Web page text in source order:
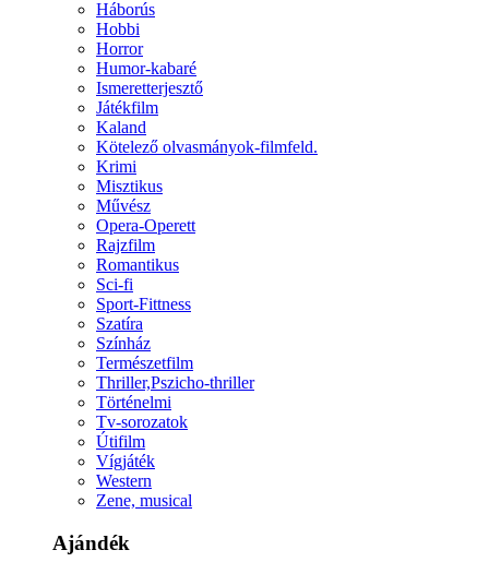
Háborús
Hobbi
Horror
Humor-kabaré
Ismeretterjesztő
Játékfilm
Kaland
Kötelező olvasmányok-filmfeld.
Krimi
Misztikus
Művész
Opera-Operett
Rajzfilm
Romantikus
Sci-fi
Sport-Fittness
Szatíra
Színház
Természetfilm
Thriller,Pszicho-thriller
Történelmi
Tv-sorozatok
Útifilm
Vígjáték
Western
Zene, musical
Ajándék